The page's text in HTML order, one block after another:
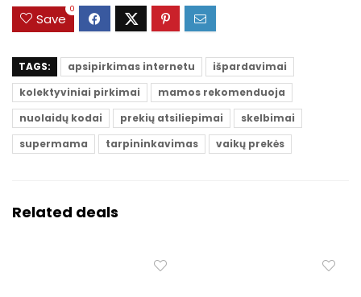
Save
0
TAGS: apsipirkimas internetu
išpardavimai
kolektyviniai pirkimai
mamos rekomenduoja
nuolaidų kodai
prekių atsiliepimai
skelbimai
supermama
tarpininkavimas vaikų prekės
Related deals